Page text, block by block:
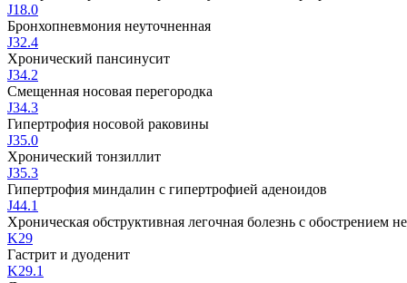
J18.0
Бронхопневмония неуточненная
J32.4
Хронический пансинусит
J34.2
Смещенная носовая перегородка
J34.3
Гипертрофия носовой раковины
J35.0
Хронический тонзиллит
J35.3
Гипертрофия миндалин с гипертрофией аденоидов
J44.1
Хроническая обструктивная легочная болезнь с обострением
K29
Гастрит и дуоденит
K29.1